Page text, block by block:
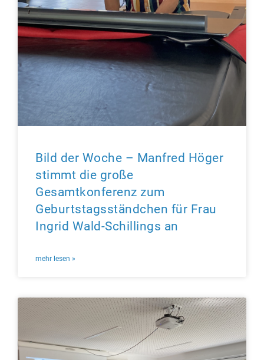
Bild der Woche – Manfred Höger
stimmt die große
Gesamtkonferenz zum
Geburtstagsständchen für Frau
Ingrid Wald-Schillings an
mehr lesen »